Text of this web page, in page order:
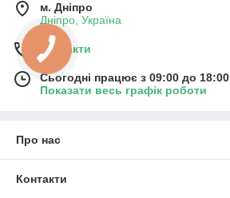
м. Дніпро
Дніпро, Україна
Контакти
Сьогодні працює з 09:00 до 18:00
Показати весь графік роботи
Про нас
Контакти